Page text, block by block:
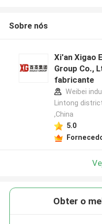
Sobre nós
Xi'an Xigao
Group Co.,
fabricante
Weibei
Lintong
,China
5.0
Obter o